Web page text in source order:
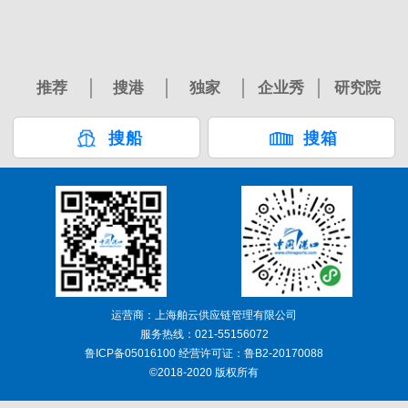
推荐 搜港 独家 企业秀 研究院
搜船 搜箱
运营商：上海舶云供应链管理有限公司
服务热线：021-55156072
鲁ICP备05016100 经营许可证：鲁B2-20170088
©2018-2020 版权所有